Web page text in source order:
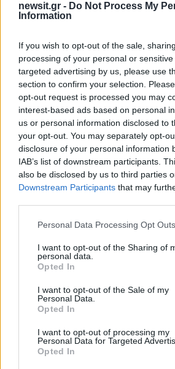
newsit.gr - Do Not Process My
Information
If you wish to opt-out of the sale,
processing of your personal or
targeted advertising by us, please use
section to confirm your selection.
opt-out request is processed you may
interest-based ads based on personal
us or personal information disclosed to
your opt-out. You may separately opt-
disclosure of your personal information
IAB’s list of downstream participants.
also be disclosed by us to third parties
Downstream Participants that may
Please note that this website/app uses
not limited to your visit or usage
grant or deny consent to Google and its
use your data for below specified
consent section.
Personal Data Processing Opt Outs
I want to opt-out of the Sharing of
personal data.
Opted In
I want to opt-out of the Sale of my
Personal Data.
Opted In
I want to opt-out of processing my
Personal Data for Targeted
Opted In
Σχολίασε
Υποβολή
Πολιτική Απορρήτου&Όροι Χρήσηςτης
Lifestyle
ΜΙΧΑΛΗΣ
Ακολουθήστε το Νewsit.gr στο
τελευταία νέατης ημέρας